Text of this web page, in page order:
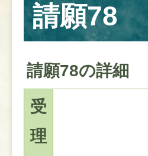
請願78
請願78の詳細
受
理